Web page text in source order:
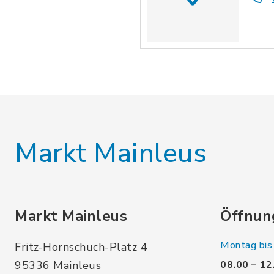
Markt Mainleus
Markt Mainleus
Fritz-Hornschuch-Platz 4
95336 Mainleus
Montag
08.00 –